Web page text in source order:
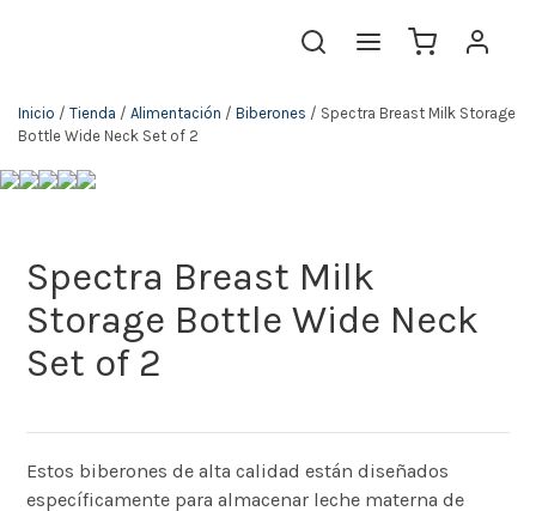
Inicio / Tienda / Alimentación / Biberones / Spectra Breast Milk Storage
Bottle Wide Neck Set of 2
Spectra Breast Milk
Storage Bottle Wide Neck
Set of 2
Estos biberones de alta calidad están diseñados
específicamente para almacenar leche materna de